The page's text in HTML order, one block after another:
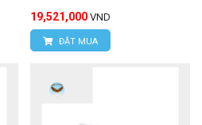
19,521,000 VND
ĐẶT MUA